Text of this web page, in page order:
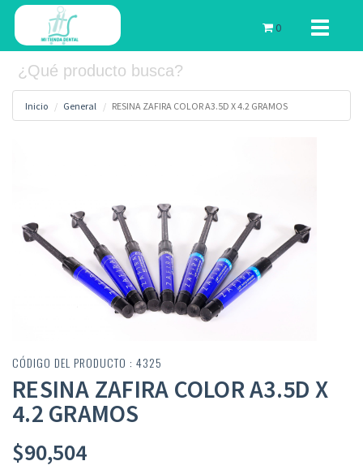
Toggle
0
Inicio General RESINA ZAFIRA COLOR A3.5D X 4.2 GRAMOS
CÓDIGO DEL PRODUCTO : 4325
RESINA ZAFIRA COLOR A3.5D X
4.2 GRAMOS
$90,504